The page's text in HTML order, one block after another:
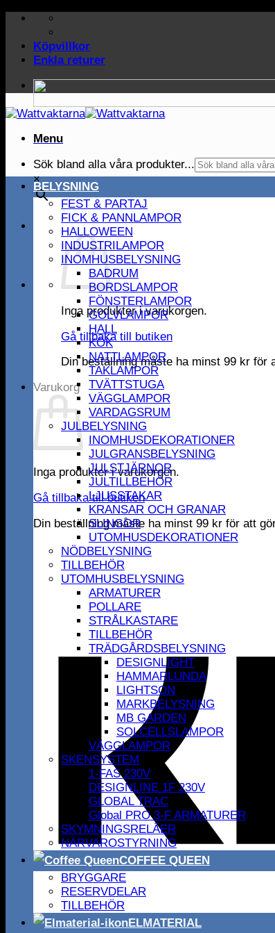
Skip
contentKöpvillkor
Enkla returer
Menu
Sök bland alla våra produkter...
×
Inga produkter i varukorgen.
Gå tillbaka till butiken
Din beställning måste ha minst 99 kr för
Varukorg
Inga produkter i varukorgen.
Gå tillbaka till butiken
Din beställning måste ha minst 99 kr för att
BELYSNING
FEST & PARTAJ
FICK & PANNLAMPOR
HALLOWEEN
INDUSTRILAMPOR
INOMHUSBELYSNING
BADRUM
BORDSLAMPOR
FÖNSTERLAMPOR
GOLVLAMPOR
HALL
KÖK
NATTLAMPOR
TAKLAMPOR
TVÄTTSTUGA
VÄGGLAMPOR
VARDAGSRUM
JULBELYSNING
INOMHUSDEKORATIONER
JULGRANSBELYSNING
JULSTJÄRNOR
JULTILLBEHÖR
LJUSSTAKAR
KRANSAR OCH GRANAR
SLINGOR
UTOMHUSDEKORATIONER
NÖDBELYSNING
TILLBEHÖR
UTOMHUSBELYSNING
ARMATURER
POLLARE
STRÅLKASTARE
TILLBEHÖR
TRÄDGÅRDSBELYSNING
DESIGNLIGHT
HAMMARLUNDA
LIGHTSON
MARKBELYSNING
MB GARDEN
SOLCELLSLAMPOR
VÄGGLAMPOR
SKENSYSTEM
1-FAS 230V
DESIGNLINE 1F 230V
GLOBAL TRAC
Global PRO 3-F ARMATURER
SKYMNINGSRELÄER
NÄRVAROSTYRNING
COFFEE QUEEN
BRYGGARE
RESERVDELAR
TILLBEHÖR
ELMATERIAL